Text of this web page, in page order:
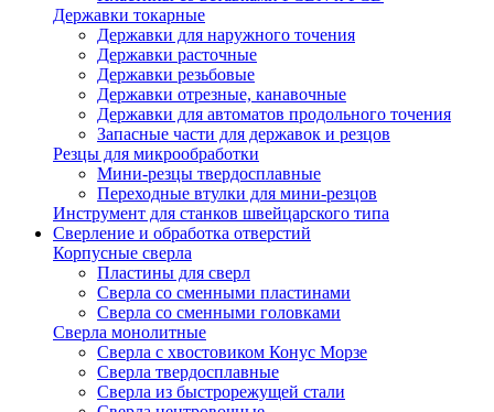
Державки токарные
Державки для наружного точения
Державки расточные
Державки резьбовые
Державки отрезные, канавочные
Державки для автоматов продольного точения
Запасные части для державок и резцов
Резцы для микрообработки
Мини-резцы твердосплавные
Переходные втулки для мини-резцов
Инструмент для станков швейцарского типа
Сверление и обработка отверстий
Корпусные сверла
Пластины для сверл
Сверла со сменными пластинами
Сверла со сменными головками
Сверла монолитные
Сверла с хвостовиком Конус Морзе
Сверла твердосплавные
Сверла из быстрорежущей стали